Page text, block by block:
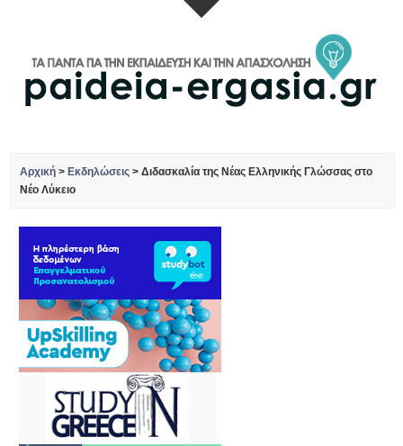
Αρχική > Εκδηλώσεις >Διδασκαλία της Νέας Ελληνικής Γλώσσας στο
Νέο Λύκειο